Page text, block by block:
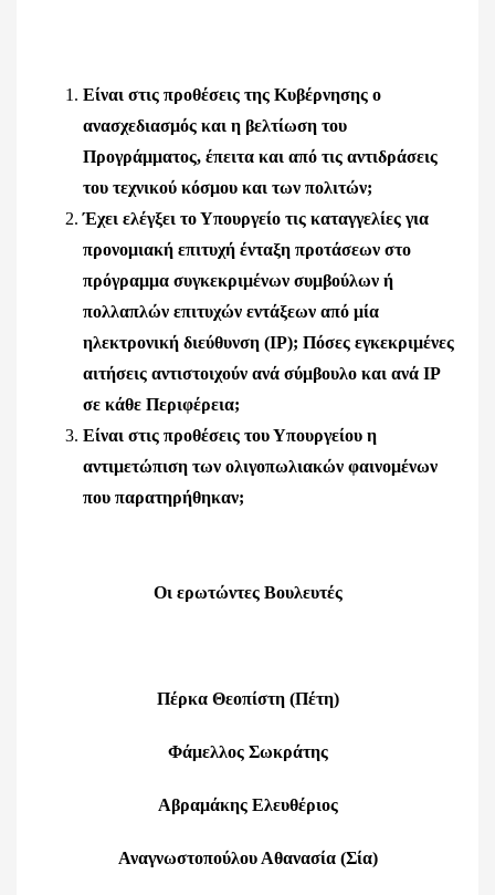
Είναι στις προθέσεις της Κυβέρνησης ο
ανασχεδιασμός και η βελτίωση του
Προγράμματος, έπειτα και από τις αντιδράσεις
του τεχνικού κόσμου και των πολιτών;
Έχει ελέγξει το Υπουργείο τις καταγγελίες για
προνομιακή επιτυχή ένταξη προτάσεων στο
πρόγραμμα συγκεκριμένων συμβούλων ή
πολλαπλών επιτυχών εντάξεων από μία
ηλεκτρονική διεύθυνση (IP); Πόσες εγκεκριμένες
αιτήσεις αντιστοιχούν ανά σύμβουλο και ανά IP
σε κάθε Περιφέρεια;
Είναι στις προθέσεις του Υπουργείου η
αντιμετώπιση των ολιγοπωλιακών φαινομένων
που παρατηρήθηκαν;
Οι ερωτώντες Βουλευτές
Πέρκα Θεοπίστη (Πέτη)
Φάμελλος Σωκράτης
Αβραμάκης Ελευθέριος
Αναγνωστοπούλου Αθανασία (Σία)